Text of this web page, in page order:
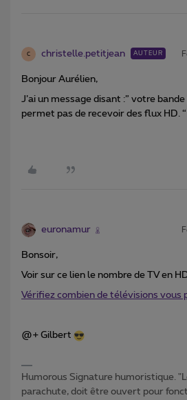
C christelle.petitjean AUTEUR
Bonjour Aurélien,
J’ai un message disant :” votre
permet pas de recevoir des flux HD. “
euronamur
Bonsoir,
Voir sur ce lien le nombre de TV en
Vérifiez combien de télévisions vous
@+ Gilbert
Humorous Signature humoristique.
parachute, doit être ouvert pour